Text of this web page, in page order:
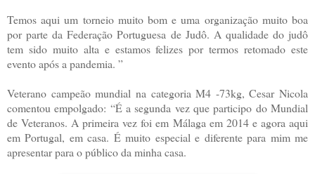
Temos aqui um torneio muito bom e uma organização muito boa
por parte da Federação Portuguesa de Judô. A qualidade do judô
tem sido muito alta e estamos felizes por termos retomado este
evento após a pandemia. ”
Veterano campeão mundial na categoria M4 -73kg, Cesar Nicola
comentou empolgado: “É a segunda vez que participo do Mundial
de Veteranos. A primeira vez foi em Málaga em 2014 e agora aqui
em Portugal, em casa. É muito especial e diferente para mim me
apresentar para o público da minha casa.